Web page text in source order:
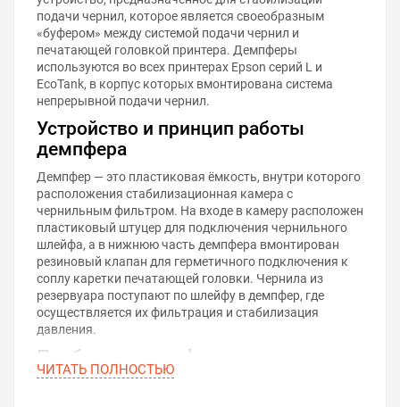
подачи чернил, которое является своеобразным
«буфером» между системой подачи чернил и
печатающей головкой принтера. Демпферы
используются во всех принтерах Epson серий L и
EcoTank, в корпус которых вмонтирована система
непрерывной подачи чернил.
Устройство и принцип работы
демпфера
Демпфер — это пластиковая ёмкость, внутри которого
расположения стабилизационная камера с
чернильным фильтром. На входе в камеру расположен
пластиковый штуцер для подключения чернильного
шлейфа, а в нижнюю часть демпфера вмонтирован
резиновый клапан для герметичного подключения к
соплу каретки печатающей головки. Чернила из
резервуара поступают по шлейфу в демпфер, где
осуществляется их фильтрация и стабилизация
давления.
Проблемы демпферов
ЧИТАТЬ ПОЛНОСТЬЮ